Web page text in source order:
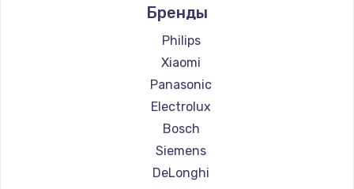
Ремонт кофемашин Ascaso
Ремонт кофемашин Jura
Ремонт кофемашин Olympia
Ремонт кофемашин Saeco
Ремонт кофемашин La Cimbali
Ремонт кофемашин WMF
Ремонт кофемашин Yamaguchi
Ремонт кофемашин Nivona
Бренды
Philips
Xiaomi
Panasonic
Electrolux
Bosch
Siemens
DeLonghi